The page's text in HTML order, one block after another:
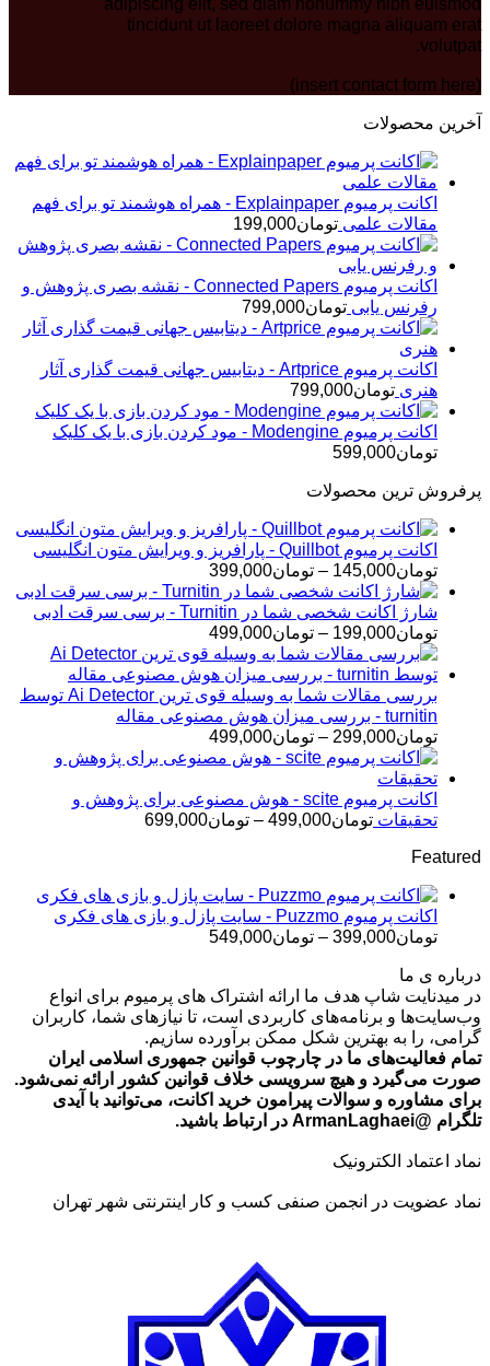
tincidunt ut laoreet dolore magna aliquam erat
volutpat.
(insert contact form here)
آخرین محصولات
اکانت پرمیوم Explainpaper - همراه هوشمند تو برای فهم
مقالات علمی تومان199,000
اکانت پرمیوم Connected Papers - نقشه بصری پژوهش و
رفرنس یابی تومان799,000
اکانت پرمیوم Artprice - دیتابیس جهانی قیمت ‌گذاری آثار
هنری تومان799,000
اکانت پرمیوم Modengine - مود کردن بازی با یک کلیک
تومان599,000
پرفروش ترین محصولات
اکانت پرمیوم Quillbot - پارافریز و ویرایش متون انگلیسی
تومان145,000
– تومان399,000محدوده
قیمت:
تومان145,000
تا
تومان399,000
شارژ اکانت شخصی شما در Turnitin - برسی سرقت ادبی
تومان199,000
– تومان499,000محدوده
قیمت:
تومان199,000
تا
تومان499,000
بررسی مقالات شما به وسیله قوی ترین Ai Detector توسط
turnitin - بررسی میزان هوش مصنوعی مقاله
تومان299,000
– تومان499,000محدوده
قیمت:
تا
تومان499,000
اکانت پرمیوم scite - هوش مصنوعی برای پژوهش و
تحقیقات تومان499,000
– تومان699,000محدوده
تومان699,000
Featured
اکانت پرمیوم Puzzmo - سایت پازل و بازی های فکری
تومان399,000
– تومان549,000
تا
تومان549,000
درباره ی ما
در میدنایت شاپ هدف ما ارائه اشتراک های پرمیوم برای انواع
وب‌سایت‌ها و برنامه‌های کاربردی است، تا نیازهای شما، کاربران
گرامی، را به بهترین شکل ممکن برآورده سازیم.
تمام فعالیت‌های ما در چارچوب قوانین جمهوری اسلامی ایران
صورت می‌گیرد و هیچ سرویسی خلاف قوانین کشور ارائه نمی‌شود.
برای مشاوره و سوالات پیرامون خرید اکانت، می‌توانید با آیدی
تلگرام @ArmanLaghaei در ارتباط باشید.
نماد اعتماد الکترونیک
نماد عضویت در انجمن صنفی کسب و کار اینترنتی شهر تهران